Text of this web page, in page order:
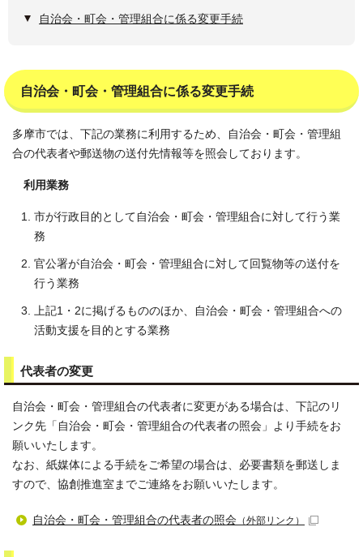
自治会・町会・管理組合に係る変更手続
自治会・町会・管理組合に係る変更手続
多摩市では、下記の業務に利用するため、自治会・町会・管理組
合の代表者や郵送物の送付先情報等を照会しております。
利用業務
市が行政目的として自治会・町会・管理組合に対して行う業
務
官公署が自治会・町会・管理組合に対して回覧物等の送付を
行う業務
上記1・2に掲げるもののほか、自治会・町会・管理組合への
活動支援を目的とする業務
代表者の変更
自治会・町会・管理組合の代表者に変更がある場合は、下記のリ
ンク先「自治会・町会・管理組合の代表者の照会」より手続をお
願いいたします。
なお、紙媒体による手続をご希望の場合は、必要書類を郵送しま
すので、協創推進室までご連絡をお願いいたします。
自治会・町会・管理組合の代表者の照会 （外部リンク）